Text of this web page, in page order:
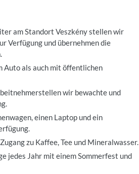
am Standort Veszkény stellen wir
Verfügung und übernehmen die
Auto als auch mit öffentlichen
wir bewachte und
einen Laptop und ein
zu Kaffee, Tee und Mineralwasser.
jedes Jahr mit einem Sommerfest und